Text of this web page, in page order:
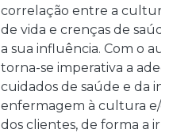
correlação entre a cultura/
de vida e crenças de
a sua influência. Com o
torna-se imperativa a
cuidados de saúde e da
enfermagem à cultura e/
dos clientes, de forma a ir